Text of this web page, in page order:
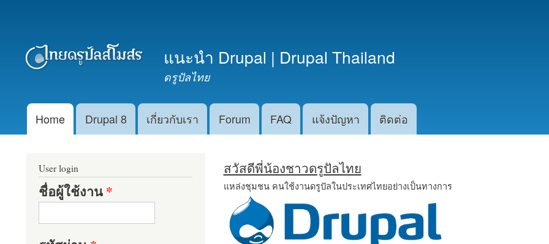
หลัก
แนะนำ Drupal | Drupal Thailand
ดรูปัลไทย
Main menu
Home Drupal 8 เกี่ยวกับเรา Forum FAQ แจ้งปัญหา ติดต่อ
สวัสดีพี่น้องชาวดรูปัลไทย
แหล่งชุมชน คนใช้งานดรูปัลในประเทศไทยอย่างเป็นทางการ
User login
ชื่อผู้ใช้งาน*